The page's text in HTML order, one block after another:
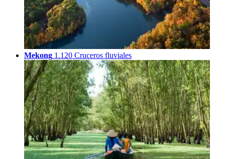
Mekong 1.120 Cruceros fluviales